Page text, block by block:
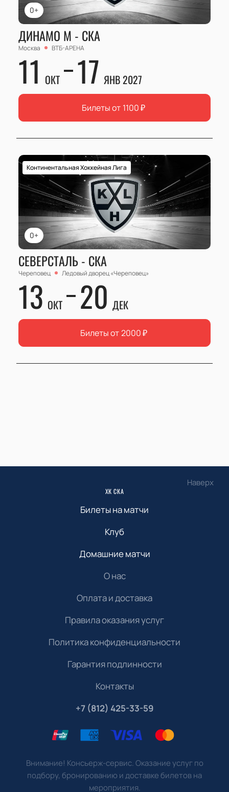
0+
ДИНАМО М - СКА
Москва ВТБ-АРЕНА
11 ОКТ 17 ЯНВ 2027
Билеты от 1100₽
0+
Континентальная Хоккейная Лига
СЕВЕРСТАЛЬ - СКА
Череповец Ледовый дворец «Череповец»
13 ОКТ 20 ДЕК
Билеты от 2000₽
Наверх
ХК СКА
Билеты на матчи
Клуб
Домашние матчи
О нас
Оплата и доставка
Правила оказания услуг
Политика конфиденциальности
Гарантия подлинности
Контакты
+7 (812) 425-33-59
Внимание! Консьерж-сервис. Оказание услуг по
подбору, бронированию и доставке билетов на
мероприятия.